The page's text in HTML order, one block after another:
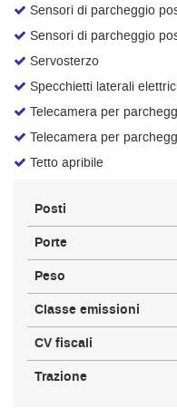
Sensori di parcheggio
Sensori di parcheggio
Servosterzo
Specchietti laterali
Telecamera per
Telecamera per
Tetto apribile
Posti
Porte
Peso
Classe emissioni
CV fiscali
Trazione